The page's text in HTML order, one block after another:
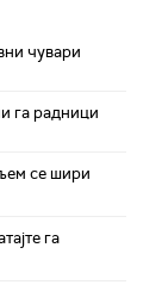
чувари
га радници
се шири
га